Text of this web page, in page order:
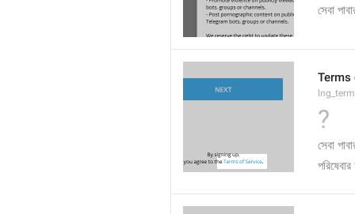
সেবা
Terms
?
সেবা
পরিষেবার